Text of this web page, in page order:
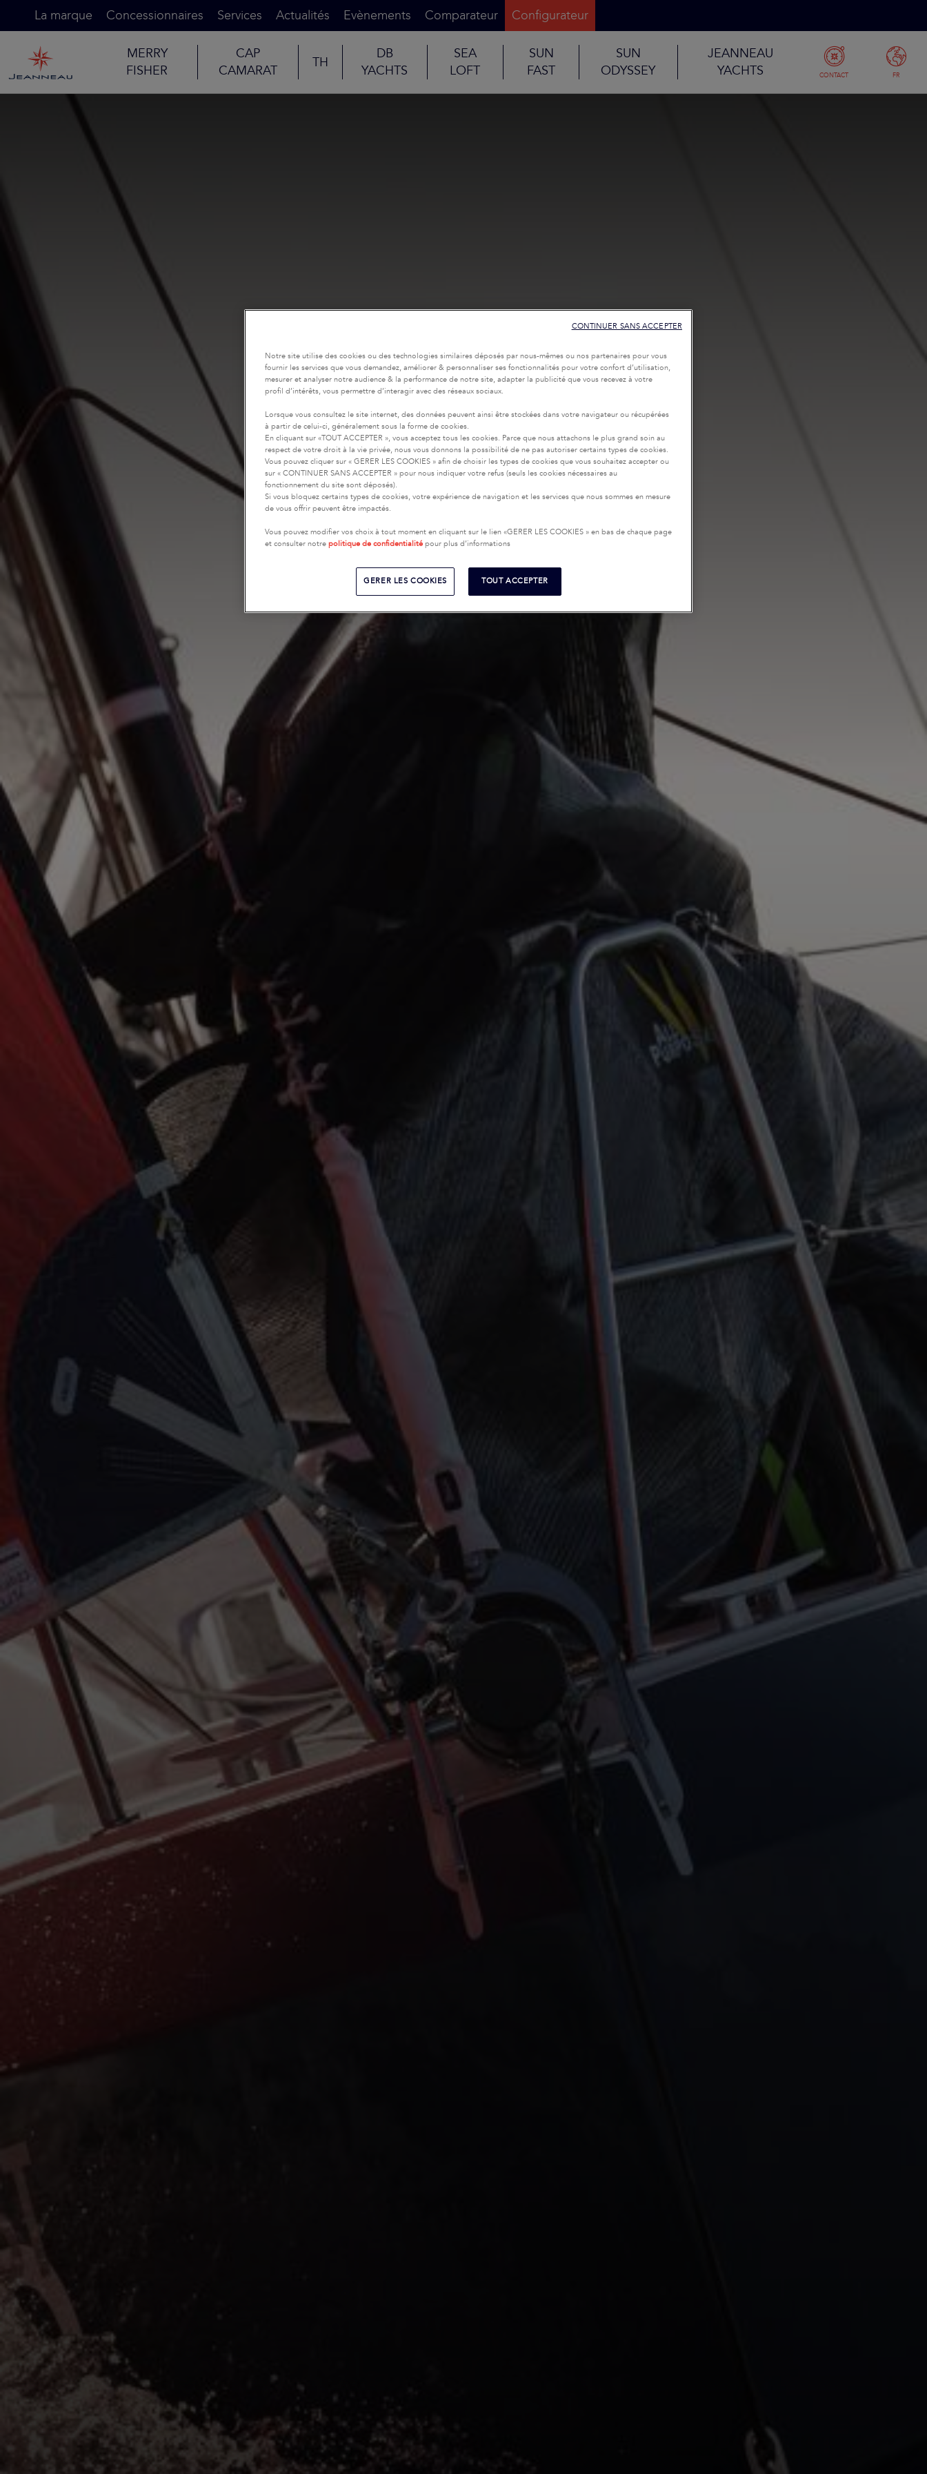
La marque Concessionnaires Services Actualités Evènements Comparateur Configurateur
MERRY
FISHER
CAP
CAMARAT
TH
DB
YACHTS
SEA
LOFT
SUN
FAST
SUN
ODYSSEY
JEANNEAU
YACHTS
CONTACT FR
Notre site utilise des cookies ou des technologies similaires déposés par nous-mêmes ou nos partenaires pour vous
fournir les services que vous demandez, améliorer & personnaliser ses fonctionnalités pour votre confort d’utilisation,
mesurer et analyser notre audience & la performance de notre site, adapter la publicité que vous recevez à votre
profil d’intérêts, vous permettre d’interagir avec des réseaux sociaux.
Lorsque vous consultez le site internet, des données peuvent ainsi être stockées dans votre navigateur ou récupérées
à partir de celui-ci, généralement sous la forme de cookies.
En cliquant sur «TOUT ACCEPTER », vous acceptez tous les cookies. Parce que nous attachons le plus grand soin au
respect de votre droit à la vie privée, nous vous donnons la possibilité de ne pas autoriser certains types de cookies.
Vous pouvez cliquer sur « GERER LES COOKIES » afin de choisir les types de cookies que vous souhaitez accepter ou
sur « CONTINUER SANS ACCEPTER » pour nous indiquer votre refus (seuls les cookies nécessaires au
fonctionnement du site sont déposés).
Si vous bloquez certains types de cookies, votre expérience de navigation et les services que nous sommes en mesure
de vous offrir peuvent être impactés.
Vous pouvez modifier vos choix à tout moment en cliquant sur le lien «GERER LES COOKIES » en bas de chaque page
et consulter notre politique de confidentialité pour plus d’informations
GERER LES COOKIES TOUT ACCEPTER
CONTINUER SANS ACCEPTER